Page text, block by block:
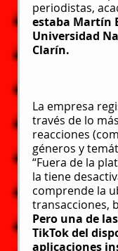
periodistas,
estaba Martín
Universidad
Clarín.
La empresa
través de lo
reacciones
géneros y
“Fuera de la
la tiene
comprende la
transacciones,
Pero una de
TikTok del
aplicaciones